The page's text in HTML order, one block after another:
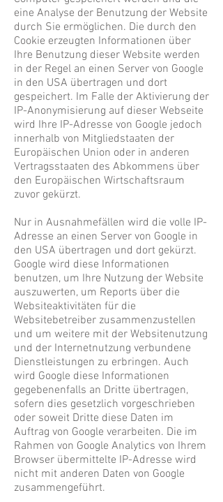
eine Analyse der Benutzung der Website
durch Sie ermöglichen. Die durch den
Cookie erzeugten Informationen über
Ihre Benutzung dieser Website werden
in der Regel an einen Server von Google
in den USA übertragen und dort
gespeichert. Im Falle der Aktivierung der
IP-Anonymisierung auf dieser Webseite
wird Ihre IP-Adresse von Google jedoch
innerhalb von Mitgliedstaaten der
Europäischen Union oder in anderen
Vertragsstaaten des Abkommens über
den Europäischen Wirtschaftsraum
zuvor gekürzt.
Nur in Ausnahmefällen wird die volle IP-
Adresse an einen Server von Google in
den USA übertragen und dort gekürzt.
Google wird diese Informationen
benutzen, um Ihre Nutzung der Website
auszuwerten, um Reports über die
Websiteaktivitäten für die
Websitebetreiber zusammenzustellen
und um weitere mit der Websitenutzung
und der Internetnutzung verbundene
Dienstleistungen zu erbringen. Auch
wird Google diese Informationen
gegebenenfalls an Dritte übertragen,
sofern dies gesetzlich vorgeschrieben
oder soweit Dritte diese Daten im
Auftrag von Google verarbeiten. Die im
Rahmen von Google Analytics von Ihrem
Browser übermittelte IP-Adresse wird
nicht mit anderen Daten von Google
zusammengeführt.